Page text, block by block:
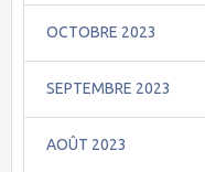
OCTOBRE 2023
SEPTEMBRE 2023
AOÛT 2023